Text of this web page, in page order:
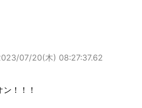
07/20(木) 08:27:37.62
！！！